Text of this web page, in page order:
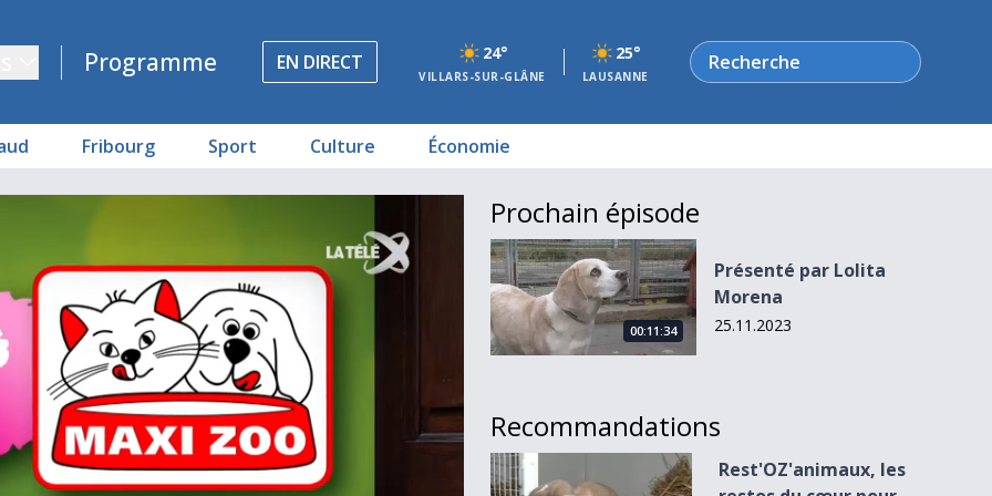
Programme EN DIRECT 24°
VILLARS-SUR-GLÂNE
25°
LAUSANNE
Rechercher
Fribourg Sport Culture Économie
Prochain épisode
Présenté par Lolita Morena
00:11:34
Présenté par Lolita
Morena
25.11.2023
Recommandations
Rest&#039;OZ&#039;animaux, les restos du cœur pour
Rest'OZ'animaux, les